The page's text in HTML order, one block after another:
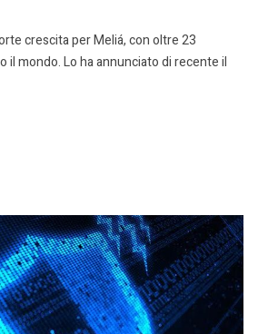
crescita per Meliá, con oltre 23
mondo. Lo ha annunciato di recente il